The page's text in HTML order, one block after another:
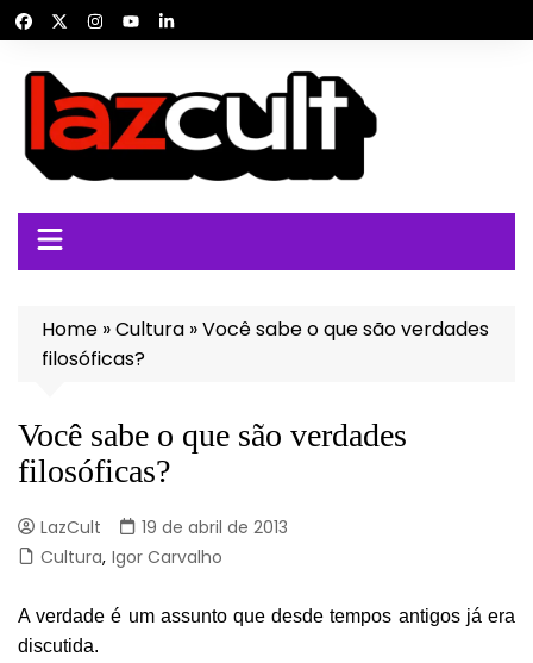
para
conteúdo
Home »Cultura »Você sabe o que são verdades
filosóficas?
Você sabe o que são verdades
filosóficas?
LazCult
19 de abril de 2013
Cultura, Igor Carvalho
A verdade é um assunto que desde tempos antigos já era
discutida.